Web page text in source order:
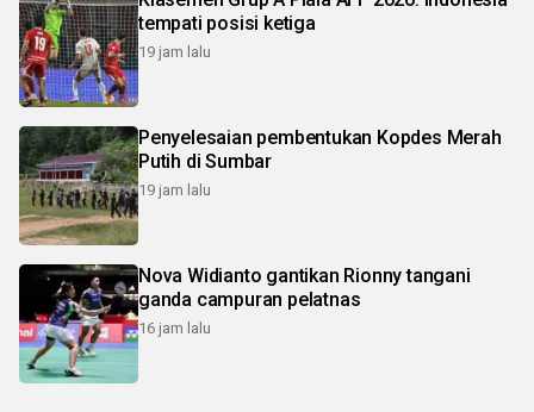
tempati posisi ketiga
19 jam lalu
Penyelesaian pembentukan Kopdes Merah
Putih di Sumbar
19 jam lalu
Nova Widianto gantikan Rionny tangani
ganda campuran pelatnas
16 jam lalu